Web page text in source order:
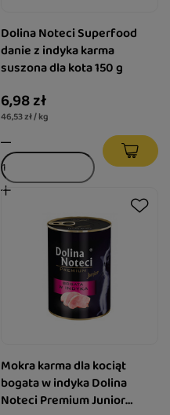
Dolina Noteci Superfood
danie z indyka karma
suszona dla kota 150 g
6,98 zł
46,53 zł / kg
Mokra karma dla kociąt
bogata w indyka Dolina
Noteci Premium Junior